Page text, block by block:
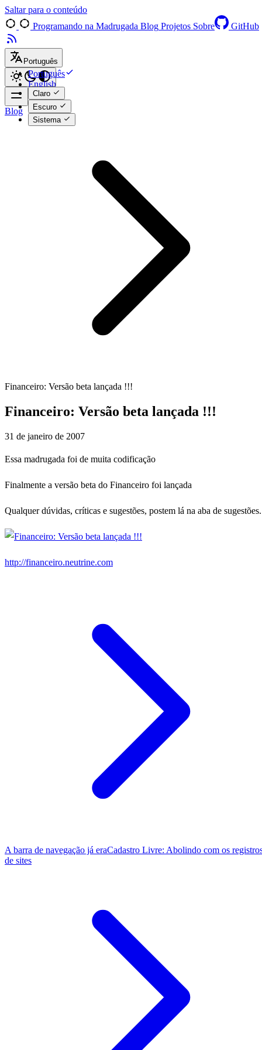
Saltar para o conteúdo
Programando na Madrugada Blog Projetos Sobre GitHub
Português
Português
English
Claro
Escuro
Sistema
Blog
Financeiro: Versão beta lançada !!!
Financeiro: Versão beta lançada !!!
31 de janeiro de 2007
Essa madrugada foi de muita codificação
Finalmente a versão beta do Financeiro foi lançada
Qualquer dúvidas, críticas e sugestões, postem lá na aba de sugestões.
http://financeiro.neutrine.com
A barra de navegação já eraCadastro Livre: Abolindo com os
de sites